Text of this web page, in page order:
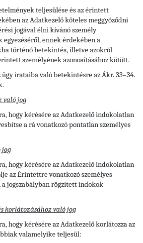
teljesülése és az érintett
az Adatkezelő köteles meggyőződni
jogával élni kívánó személy
egyezéséről, ennek érdekében a
történő betekintés, illetve azokról
személyének azonosításához kötött.
irataiba való betekintésre az Ákr. 33–34.
való jog
hogy kérésére az Adatkezelő indokolatlan
a rá vonatkozó pontatlan személyes
jog
hogy kérésére az Adatkezelő indokolatlan
az Érintettre vonatkozó személyes
jogszabályban rögzített indokok
korlátozásához való jog
hogy kérésére az Adatkezelő korlátozza az
valamelyike teljesül: